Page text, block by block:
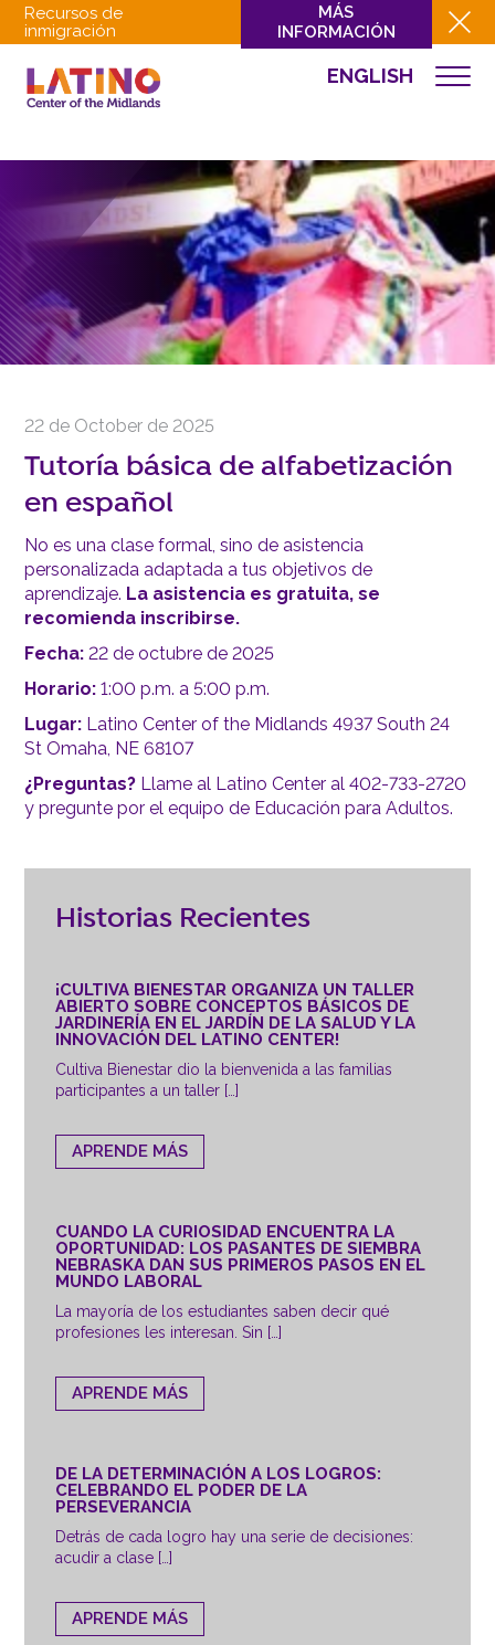
Recursos de
inmigración
MÁS
INFORMACIÓN
ENGLISH
QUIÉNES SOMOS
INVOLUCRARSE
EVENTOS
NOTICIAS
RECURSOS
EVENTOS
22 de October de 2025
Tutoría básica de alfabetización
en español
No es una clase formal, sino de asistencia
personalizada adaptada a tus objetivos de
aprendizaje. La asistencia es gratuita, se
recomienda inscribirse.
Fecha: 22 de octubre de 2025
Horario:1:00 p.m. a 5:00 p.m.
Lugar: Latino Center of the Midlands 4937 South 24
St Omaha, NE 68107
¿Preguntas? Llame al Latino Center al 402-733-2720
y pregunte por el equipo de Educación para Adultos.
Historias Recientes
¡CULTIVA BIENESTAR ORGANIZA UN TALLER
ABIERTO SOBRE CONCEPTOS BÁSICOS DE
JARDINERÍA EN EL JARDÍN DE LA SALUD Y LA
INNOVACIÓN DEL LATINO CENTER!
Cultiva Bienestar dio la bienvenida a las familias
participantes a un taller […]
APRENDE MÁS
CUANDO LA CURIOSIDAD ENCUENTRA LA
OPORTUNIDAD: LOS PASANTES DE SIEMBRA
NEBRASKA DAN SUS PRIMEROS PASOS EN EL
MUNDO LABORAL
La mayoría de los estudiantes saben decir qué
profesiones les interesan. Sin […]
APRENDE MÁS
DE LA DETERMINACIÓN A LOS LOGROS:
CELEBRANDO EL PODER DE LA
PERSEVERANCIA
Detrás de cada logro hay una serie de decisiones:
acudir a clase […]
APRENDE MÁS